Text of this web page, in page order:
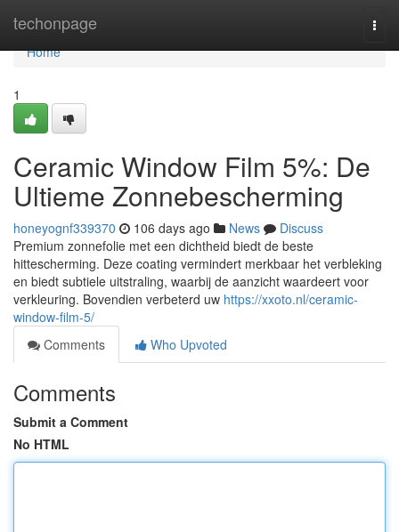
techonpage
Home
Home
1
Ceramic Window Film 5%: De
Ultieme Zonnebescherming
honeyognf339370 106 days ago News
Discuss
Premium zonnefolie met een dichtheid biedt de beste
hittescherming. Deze coating vermindert merkbaar het verbleking
en biedt subtiele uitstraling, waarbij de aanzicht waardeert voor
verkleuring. Bovendien verbeterd uw https://xxoto.nl/ceramic-
window-film-5/
Comments
Who Upvoted
Comments
Submit a Comment
No HTML